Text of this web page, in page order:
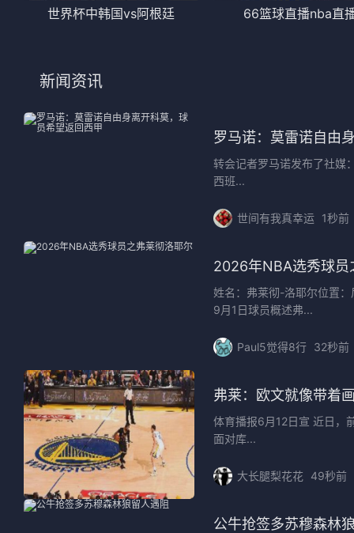
世界杯中韩国vs阿根廷 66篮球直播nba直
新闻资讯
罗马诺：莫雷诺自由
转会记者罗马诺发布了社媒
西班...
世间有我真幸运 1秒前
2026年NBA选秀球员
姓名：弗莱彻-洛耶尔位置
9月1日球员概述弗...
Paul5觉得8行 32秒前
弗莱：欧文就像带着
体育播报6月12日宣 近日，
面对库...
大长腿梨花花 49秒前
公牛抢签多苏穆森林